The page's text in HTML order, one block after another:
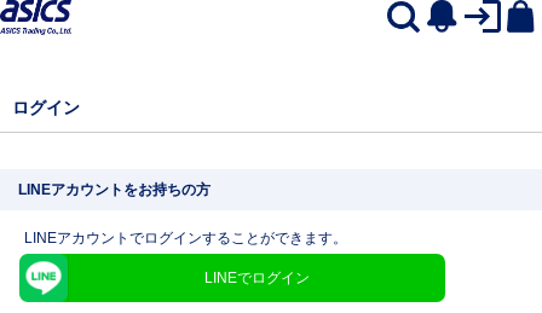
ログイン
LINEアカウントをお持ちの方
LINEアカウントでログインすることができます。
LINEでログイン